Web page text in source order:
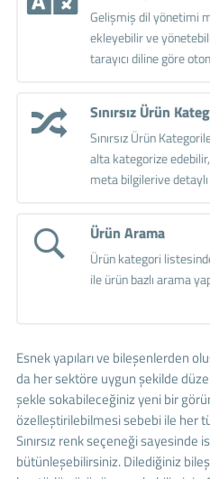
Gelişmiş dil yönetimi
ekleyebilir ve
tarayıcı diline göre
Sınırsız Ürün
Sınırsız Ürün
alta kategorize
meta bilgilerive
Ürün Arama
Ürün kategori
ile ürün bazlı arama
Esnek yapıları ve bileşenlerden
da her sektöre uygun şekilde
şekle sokabileceğiniz yeni bir
özelleştirilebilmesi sebebi ile her
Sınırsız renk seçeneği sayesinde
bütünleşebilirsiniz. Dilediğiniz